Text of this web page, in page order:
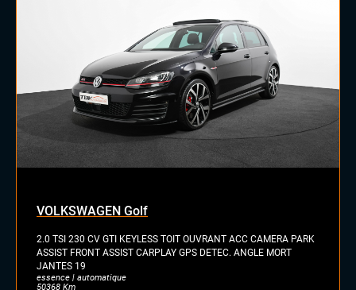
VOLKSWAGEN Golf
2.0 TSI 230 CV GTI KEYLESS TOIT OUVRANT ACC CAMERA PARK
ASSIST FRONT ASSIST CARPLAY GPS DETEC. ANGLE MORT
JANTES 19
essence | automatique
50368 Km